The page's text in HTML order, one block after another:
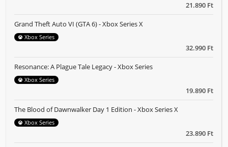
21.890 Ft
32.990 Ft
Grand Theft Auto VI (GTA 6) - Xbox Series X
Xbox Series
19.890 Ft
Resonance: A Plague Tale Legacy - Xbox Series
Xbox Series
23.890 Ft
The Blood of Dawnwalker Day 1 Edition - Xbox Series X
Xbox Series